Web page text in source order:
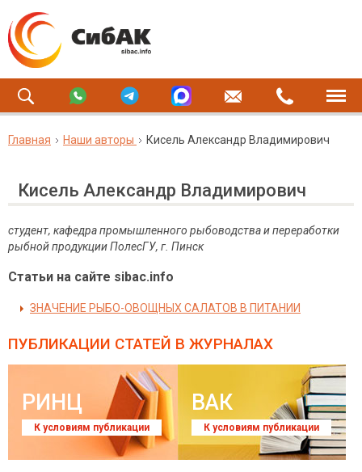
Главная Наши авторы Кисель Александр Владимирович
Кисель Александр Владимирович
студент, кафедра промышленного рыбоводства и переработки
рыбной продукции ПолесГУ, г. Пинск
Статьи на сайте sibac.info
ЗНАЧЕНИЕ РЫБО-ОВОЩНЫХ САЛАТОВ В ПИТАНИИ
ПУБЛИКАЦИИ СТАТЕЙ В ЖУРНАЛАХ
РИНЦ
К условиям публикации
ВАК
К условиям публикации